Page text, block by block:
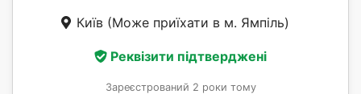
Київ (Може приїхати в м. Ямпіль)
Реквізити підтверджені
Зареєстрований 2 роки тому